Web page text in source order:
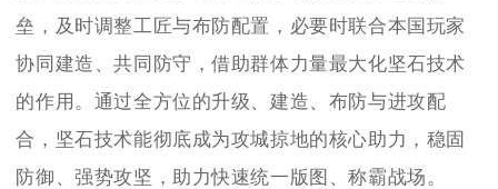
垒，及时调整工匠与布防配置，必要时联合本国玩家
协同建造、共同防守，借助群体力量最大化坚石技术
的作用。通过全方位的升级、建造、布防与进攻配
合，坚石技术能彻底成为攻城掠地的核心助力，稳固
防御、强势攻坚，助力快速统一版图、称霸战场。